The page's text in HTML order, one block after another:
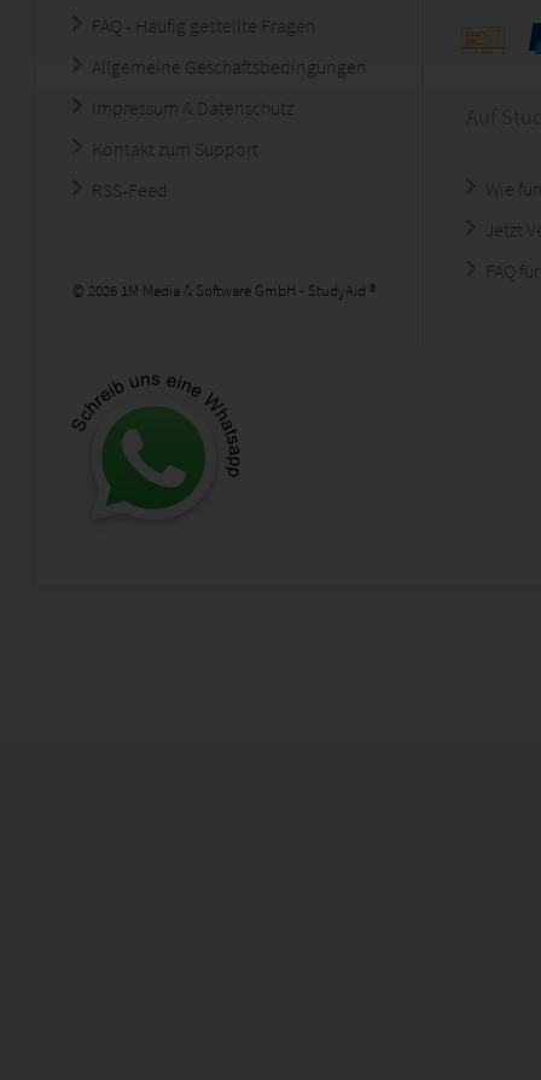
FAQ - Häufig gestellte Fragen
Allgemeine Geschäftsbedingungen
Impressum & Datenschutz
Kontakt zum Support
RSS-Feed
© 2026 1M Media & Software GmbH - StudyAid ®
Wie
Jetzt
FAQ